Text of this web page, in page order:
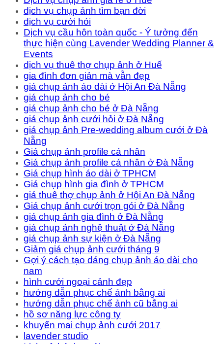
dịch vụ chụp ảnh tìm bạn đời
dịch vụ cưới hỏi
Dịch vụ cầu hôn toàn quốc - Ý tưởng đến
thực hiện cùng Lavender Wedding Planner &
Events
dịch vụ thuê thợ chụp ảnh ở Huế
gia đình đơn giản mà vẫn đẹp
giá chụp ảnh áo dài ở Hội An Đà Nẵng
giá chụp ảnh cho bé
giá chụp ảnh cho bé ở Đà Nẵng
giá chụp ảnh cưới hỏi ở Đà Nẵng
giá chụp ảnh Pre-wedding album cưới ở Đà
Nẵng
Giá chụp ảnh profile cá nhân
Giá chụp ảnh profile cá nhân ở Đà Nẵng
Giá chụp hình áo dài ở TPHCM
Giá chụp hình gia đình ở TPHCM
giá thuê thợ chụp ảnh ở Hội An Đà Nẵng
Giá chụp ảnh cưới trọn gói ở Đà Nẵng
giá chụp ảnh gia đình ở Đà Nẵng
giá chụp ảnh nghệ thuật ở Đà Nẵng
giá chụp ảnh sự kiện ở Đà Nẵng
Giảm giá chụp ảnh cưới tháng 9
Gợi ý cách tạo dáng chụp ảnh áo dài cho
nam
hình cưới ngoại cảnh đẹp
hướng dẫn phục chế ảnh bằng ai
hướng dẫn phục chế ảnh cũ bằng ai
hồ sơ năng lực công ty
khuyến mai chụp ảnh cưới 2017
lavender studio